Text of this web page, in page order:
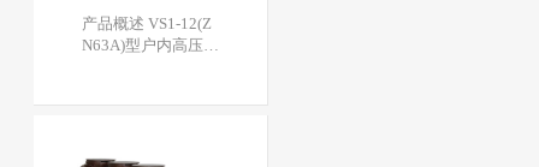
压真空断路器
产品概述 VS1-12(Z
N63A)型户内高压真
筒加内外裙…